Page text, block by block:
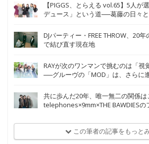
【PIGGS、とらえる vol.65】5人が
デュース」という道──葛藤の日々
DJパーティー・FREE THROW、20
で結び直す現在地
RAYが次のワンマンで挑むのは「視
──グルーヴの「MOD」は、さらに
共に歩んだ20年、唯一無二の関係
telephones×9mm×THE BAWDIESの
この筆者の記事をもっと